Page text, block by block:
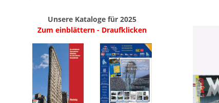
Unsere Kataloge für 2025
Zum einblättern - Draufklicken